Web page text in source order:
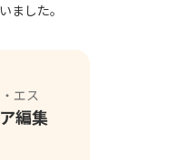
ました。
エス
編集